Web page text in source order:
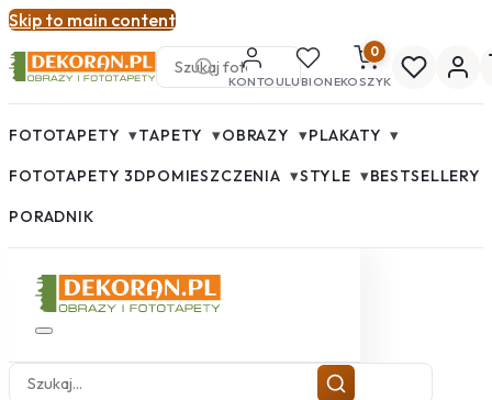
Skip to main content
KONTOULUBIONE
0
KOSZYK
FOTOTAPETY ▾TAPETY ▾OBRAZY ▾PLAKATY ▾
FOTOTAPETY 3DPOMIESZCZENIA ▾STYLE ▾BESTSELLERY
PORADNIK